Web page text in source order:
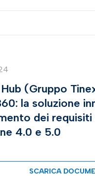
(Gruppo
la soluzione
dei
4.0 e 5.0
SCARICA